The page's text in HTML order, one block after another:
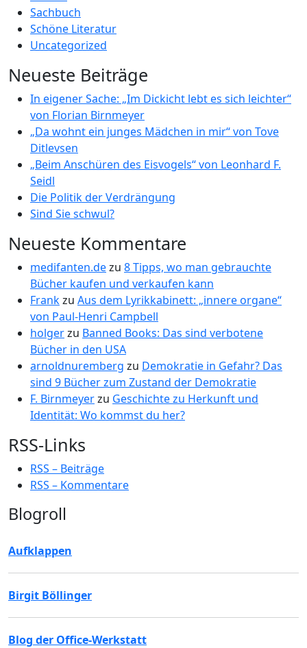
Sachbuch
Schöne Literatur
Uncategorized
Neueste Beiträge
In eigener Sache: „Im Dickicht lebt es sich leichter“
von Florian Birnmeyer
„Da wohnt ein junges Mädchen in mir“ von Tove
Ditlevsen
„Beim Anschüren des Eisvogels“ von Leonhard F.
Seidl
Die Politik der Verdrängung
Sind Sie schwul?
Neueste Kommentare
medifanten.dezu 8 Tipps, wo man gebrauchte
Bücher kaufen und verkaufen kann
Frankzu Aus dem Lyrikkabinett: „innere organe“
von Paul-Henri Campbell
holgerzu Banned Books: Das sind verbotene
Bücher in den USA
arnoldnuremberg zu Demokratie in Gefahr? Das
sind 9 Bücher zum Zustand der Demokratie
F. Birnmeyerzu Geschichte zu Herkunft und
Identität: Wo kommst du her?
RSS-Links
RSS – Beiträge
RSS – Kommentare
Blogroll
Aufklappen
Birgit Böllinger
Blog der Office-Werkstatt